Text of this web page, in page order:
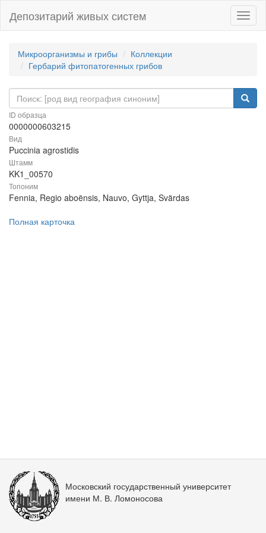
Депозитарий живых систем
Микроорганизмы и грибы
Коллекции
Гербарий фитопатогенных грибов
ID образца
0000000603215
Вид
Puccinia agrostidis
Штамм
KK1_00570
Топоним
Fennia, Regio aboënsis, Nauvo, Gyttja, Svärdas
Полная карточка
Московский государственный университет
имени М. В. Ломоносова